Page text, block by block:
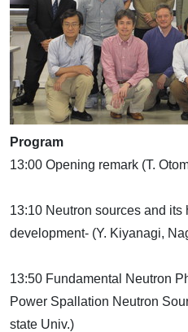
Program
13:00 Opening remark (T.
13:10 Neutron sources and
development- (Y. Kiyanagi,
13:50 Fundamental Neutron
Power Spallation Neutron
state Univ.)